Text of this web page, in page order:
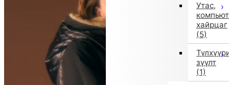
Утас,
хайрцаг
(5)
зүүлт
(1)